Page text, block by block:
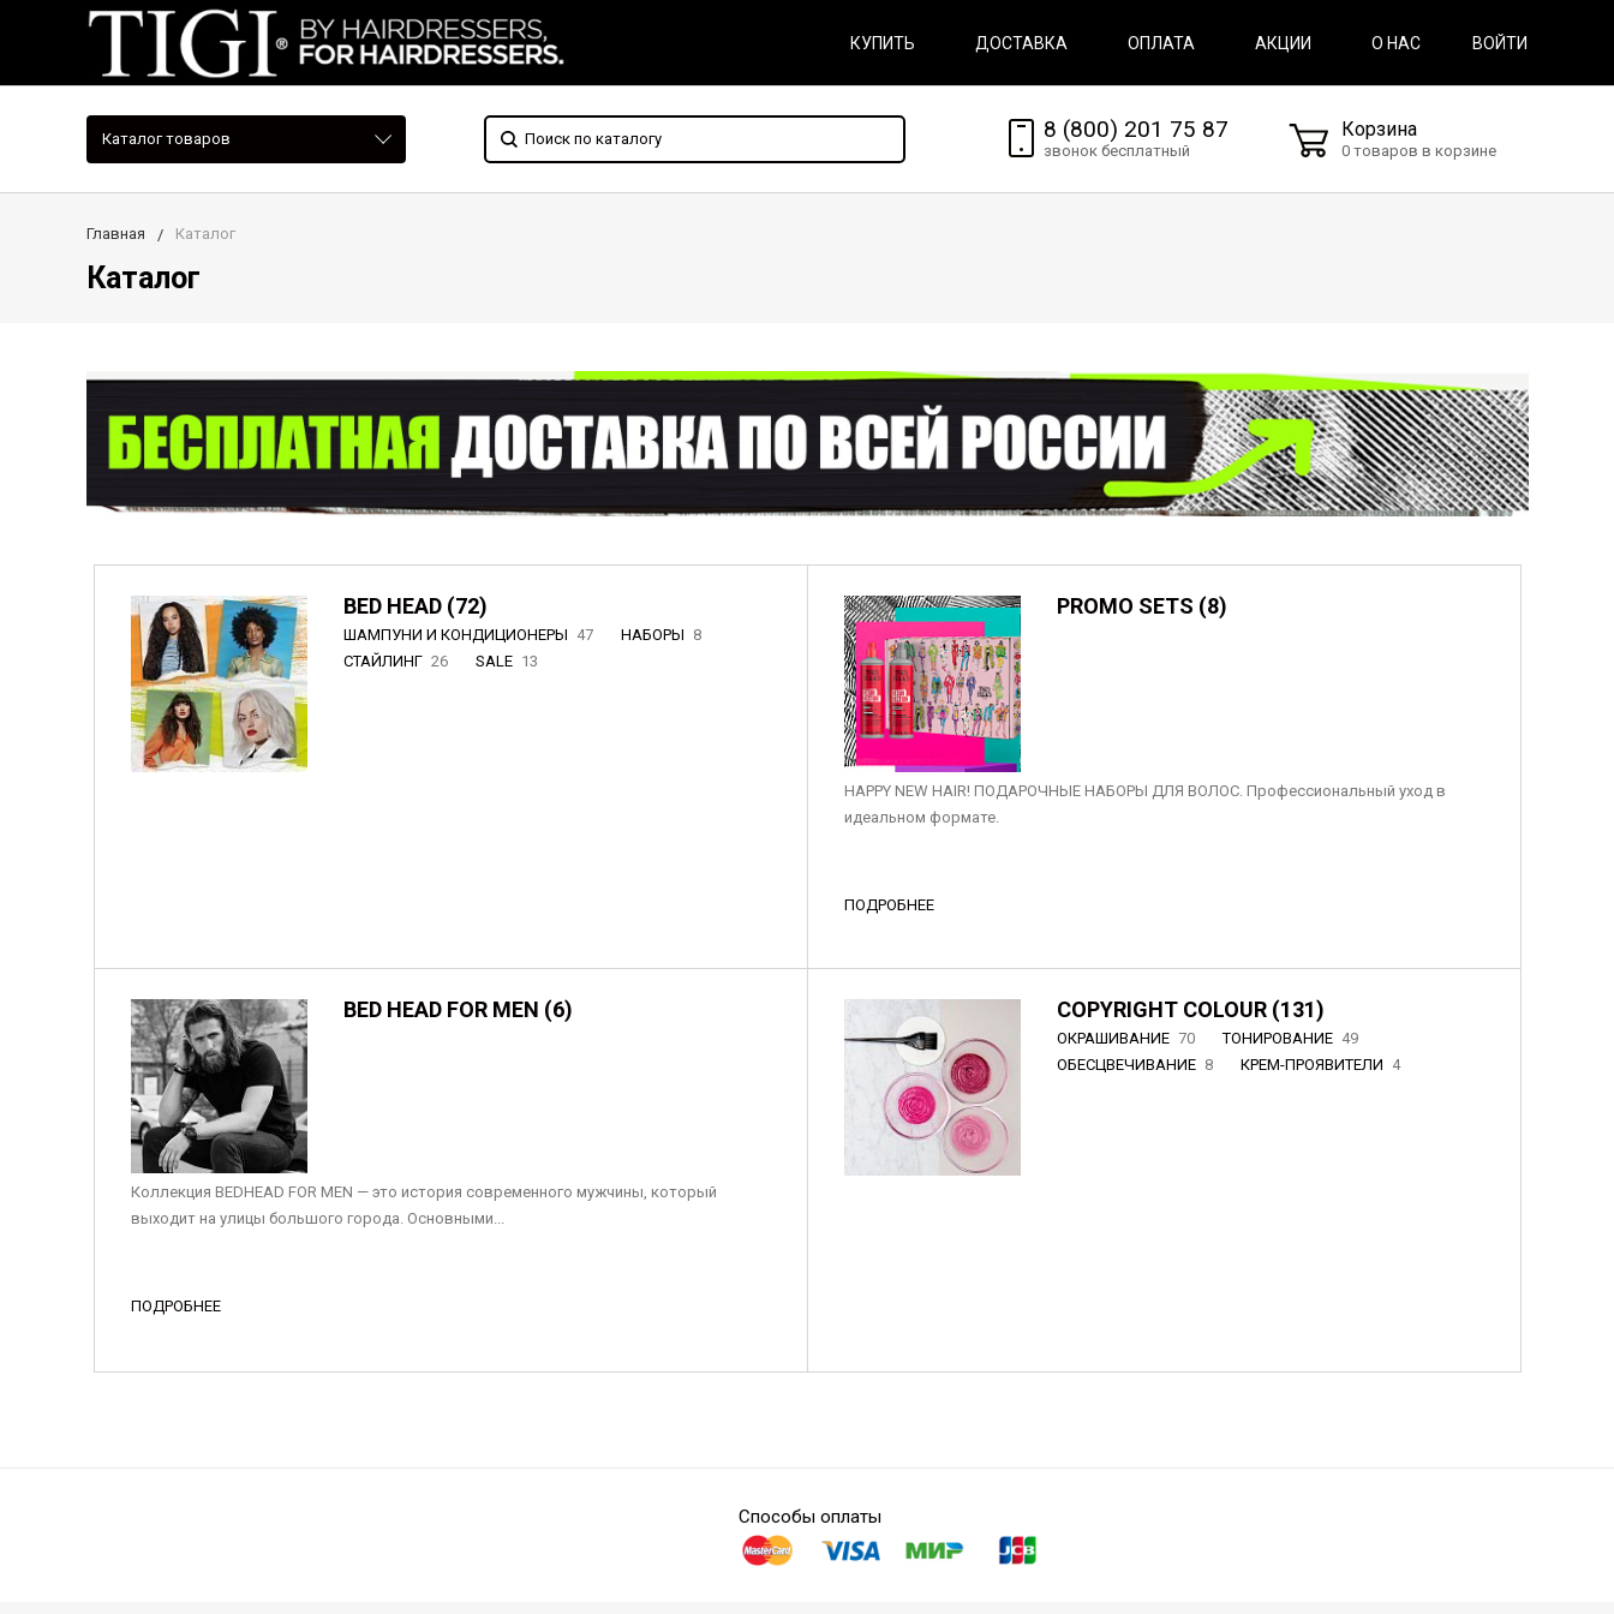
КУПИТЬ ДОСТАВКА ОПЛАТА АКЦИИ О НАС ВОЙТИ
Каталог товаров 8 (800) 201 75 87
звонок бесплатный
Корзина
0 товаров в корзине
Главная Каталог
Каталог
BED HEAD (72)
ШАМПУНИ И КОНДИЦИОНЕРЫ 47 НАБОРЫ 8
СТАЙЛИНГ 26 SALE 13
PROMO SETS (8)
HAPPY NEW HAIR! ПОДАРОЧНЫЕ НАБОРЫ ДЛЯ ВОЛОС. Профессиональный уход в
идеальном формате.
ПОДРОБНЕЕ
BED HEAD FOR MEN (6)
Коллекция BEDHEAD FOR MEN — это история современного мужчины, который
выходит на улицы большого города. Основными...
ПОДРОБНЕЕ
COPYRIGHT COLOUR (131)
ОКРАШИВАНИЕ 70 ТОНИРОВАНИЕ 49
ОБЕСЦВЕЧИВАНИЕ 8 КРЕМ-ПРОЯВИТЕЛИ 4
Способы оплаты